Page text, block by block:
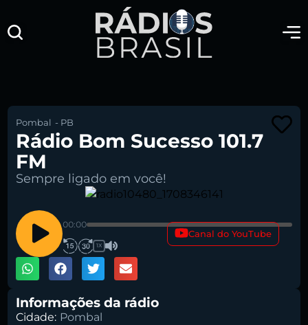
Pombal - PB
Rádio Bom Sucesso 101.7
FM
Sempre ligado em você!
00:00
1X
Canal do YouTube
Informações da rádio
Cidade: Pombal